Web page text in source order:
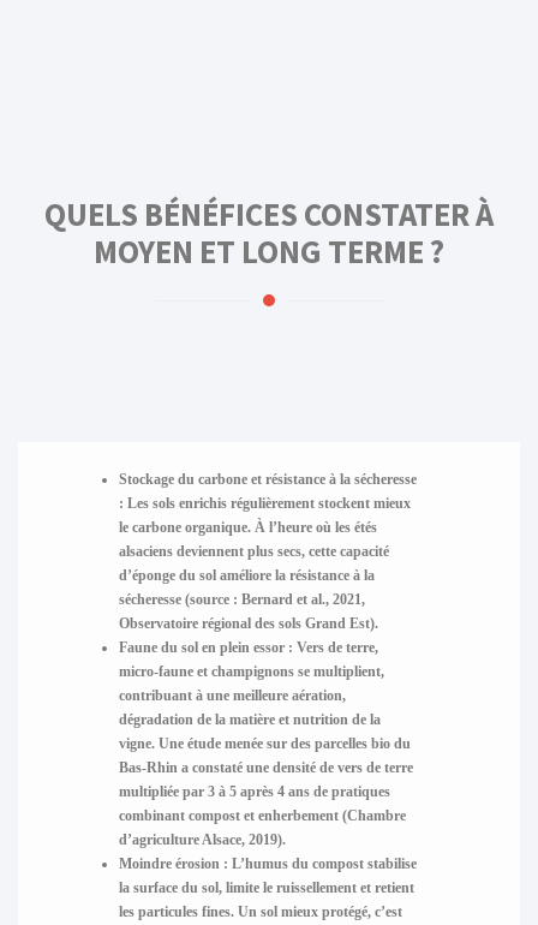
QUELS BÉNÉFICES CONSTATER À
MOYEN ET LONG TERME ?
Stockage du carbone et résistance à la sécheresse
: Les sols enrichis régulièrement stockent mieux
le carbone organique. À l’heure où les étés
alsaciens deviennent plus secs, cette capacité
d’éponge du sol améliore la résistance à la
sécheresse (source : Bernard et al., 2021,
Observatoire régional des sols Grand Est).
Faune du sol en plein essor: Vers de terre,
micro-faune et champignons se multiplient,
contribuant à une meilleure aération,
dégradation de la matière et nutrition de la
vigne. Une étude menée sur des parcelles bio du
Bas-Rhin a constaté une densité de vers de terre
multipliée par 3 à 5 après 4 ans de pratiques
combinant compost et enherbement (Chambre
d’agriculture Alsace, 2019).
Moindre érosion : L’humus du compost stabilise
la surface du sol, limite le ruissellement et retient
les particules fines. Un sol mieux protégé, c’est